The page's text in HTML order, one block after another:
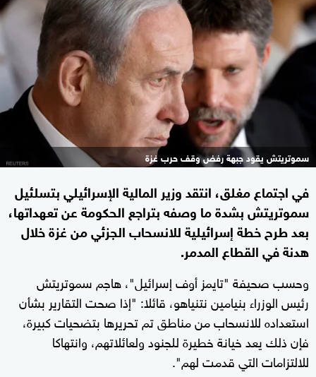
سموتريتش يقود جبهة رفض وقف حرب غزة
في اجتماع مغلق، انتقد وزير المالية الإسرائيلي بتسلئيل
سموتريتش بشدة ما وصفه بتراجع الحكومة عن تعهداتها،
بعد طرح خطة إسرائيلية للانسحاب الجزئي من غزة خلال
هدنة في القطاع المدمر.
وحسب صحيفة "تايمز أوف إسرائيل"، هاجم سموتريتش
رئيس الوزراء بنيامين نتنياهو، قائلا: "إذا صحت التقارير بشأن
استعداده للانسحاب من مناطق تم تحريرها بتضحيات كبيرة،
فإن ذلك يعد خيانة خطيرة للجنود ولعائلاتهم، وانتهاكا
للالتزامات التي قدمت لهم".